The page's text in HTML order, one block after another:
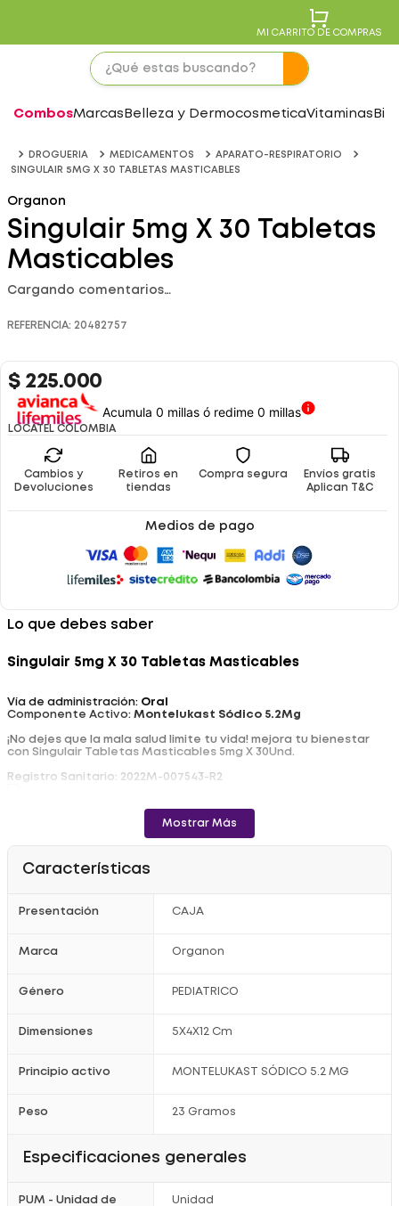
MI CARRITO DE COMPRAS
CombosMarcas Belleza y DermocosmeticaVitaminas
DROGUERIA MEDICAMENTOS
APARATO-RESPIRATORIO
SINGULAIR 5MG X 30 TABLETAS MASTICABLES
Organon
Singulair 5mg X 30 Tabletas
Masticables
Cargando comentarios…
REFERENCIA: 20482757
$ 225.000
Acumula 0 millas ó redime 0 millas
LOCATEL COLOMBIA
Cambios y
Devoluciones
Retiros en
tiendas
Compra segura
Envíos gratis
Aplican T&C
Medios de pago
Lo que debes saber
Singulair 5mg X 30 Tabletas Masticables
Vía de administración: Oral
Componente Activo: Montelukast Sódico 5.2Mg
¡No dejes que la mala salud limite tu vida! mejora tu bienestar
con Singulair Tabletas Masticables 5mg X 30Und.
Registro Sanitario: 2022M-007543-R2
Mostrar Más
Características
Presentación CAJA
Marca Organon
Género PEDIATRICO
Dimensiones 5X4X12 Cm
Principio activo MONTELUKAST SÓDICO 5.2 MG
Peso 23 Gramos
Especificaciones generales
PUM - Unidad de
Unidad